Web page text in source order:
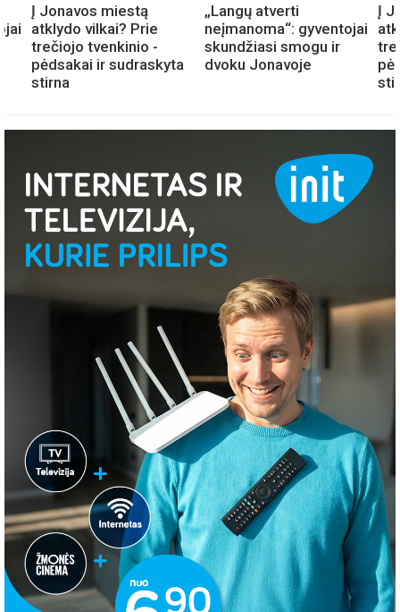
Į Jonavos miestą
atklydo vilkai? Prie
trečiojo tvenkinio -
pėdsakai ir sudraskyta
stirna
„Langų atverti
neįmanoma“: gyventojai
skundžiasi smogu ir
dvoku Jonavoje
Į